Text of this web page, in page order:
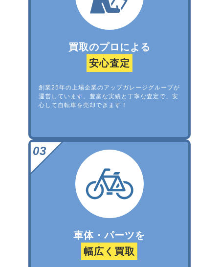
買取のプロによる
安心査定
創業25年の上場企業のアップガレージグループが
運営しています。豊富な実績と丁寧な査定で、安
心して自転車を売却できます！
車体・パーツを
幅広く買取